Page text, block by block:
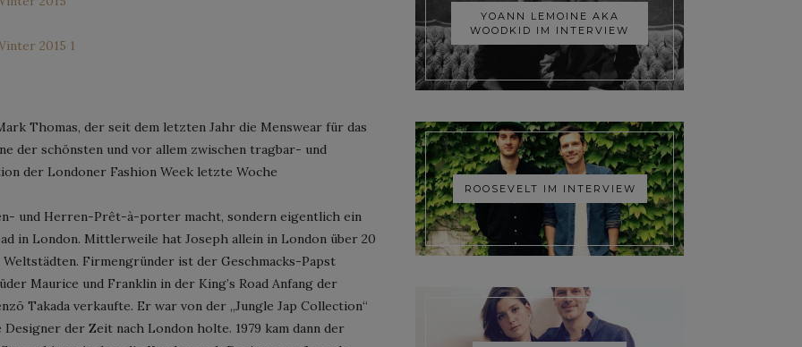
Thomas, der seit dem letzten Jahr die Menswear für das
der schönsten und vor allem zwischen tragbar- und
der Londoner Fashion Week letzte Woche
und Herren-Prêt-à-porter macht, sondern eigentlich ein
in London. Mittlerweile hat Joseph allein in London über 20
Firmengründer ist der Geschmacks-Papst
Maurice und Franklin in der King’s Road Anfang der
Takada verkaufte. Er war von der „Jungle Jap Collection“
der Zeit nach London holte. 1979 kam dann der
YOANN LEMOINE AKA
WOODKID IM INTERVIEW
ROOSEVELT IM INTERVIEW